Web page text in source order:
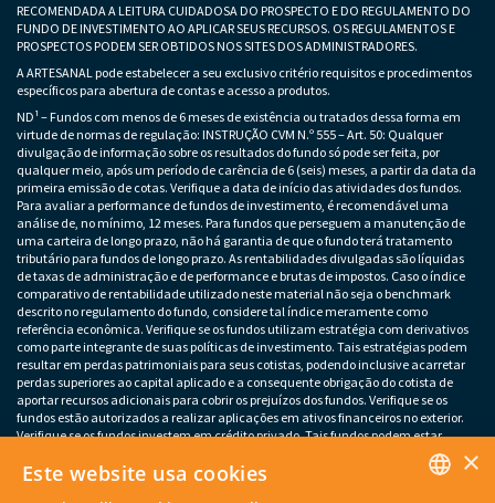
RECOMENDADA A LEITURA CUIDADOSA DO PROSPECTO E DO REGULAMENTO DO
FUNDO DE INVESTIMENTO AO APLICAR SEUS RECURSOS. OS REGULAMENTOS E
PROSPECTOS PODEM SER OBTIDOS NOS SITES DOS ADMINISTRADORES.
A ARTESANAL pode estabelecer a seu exclusivo critério requisitos e procedimentos
específicos para abertura de contas e acesso a produtos.
ND¹ – Fundos com menos de 6 meses de existência ou tratados dessa forma em
virtude de normas de regulação: INSTRUÇÃO CVM N.º 555 – Art. 50: Qualquer
divulgação de informação sobre os resultados do fundo só pode ser feita, por
qualquer meio, após um período de carência de 6 (seis) meses, a partir da data da
primeira emissão de cotas. Verifique a data de início das atividades dos fundos.
Para avaliar a performance de fundos de investimento, é recomendável uma
análise de, no mínimo, 12 meses. Para fundos que perseguem a manutenção de
uma carteira de longo prazo, não há garantia de que o fundo terá tratamento
tributário para fundos de longo prazo. As rentabilidades divulgadas são líquidas
de taxas de administração e de performance e brutas de impostos. Caso o índice
comparativo de rentabilidade utilizado neste material não seja o benchmark
descrito no regulamento do fundo, considere tal índice meramente como
referência econômica. Verifique se os fundos utilizam estratégia com derivativos
como parte integrante de suas políticas de investimento. Tais estratégias podem
resultar em perdas patrimoniais para seus cotistas, podendo inclusive acarretar
perdas superiores ao capital aplicado e a consequente obrigação do cotista de
aportar recursos adicionais para cobrir os prejuízos dos fundos. Verifique se os
fundos estão autorizados a realizar aplicações em ativos financeiros no exterior.
Verifique se os fundos investem em crédito privado. Tais fundos podem estar
sujeitos a risco de perda substancial do patrimônio líquido em caso de eventos
que acarretem o não pagamento dos ativos integrantes da sua carteira. Os
×
Este website usa cookies